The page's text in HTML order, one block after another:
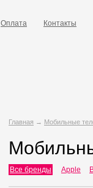
Оплата Контакты
Главная → Мобильные
Все бренды Apple